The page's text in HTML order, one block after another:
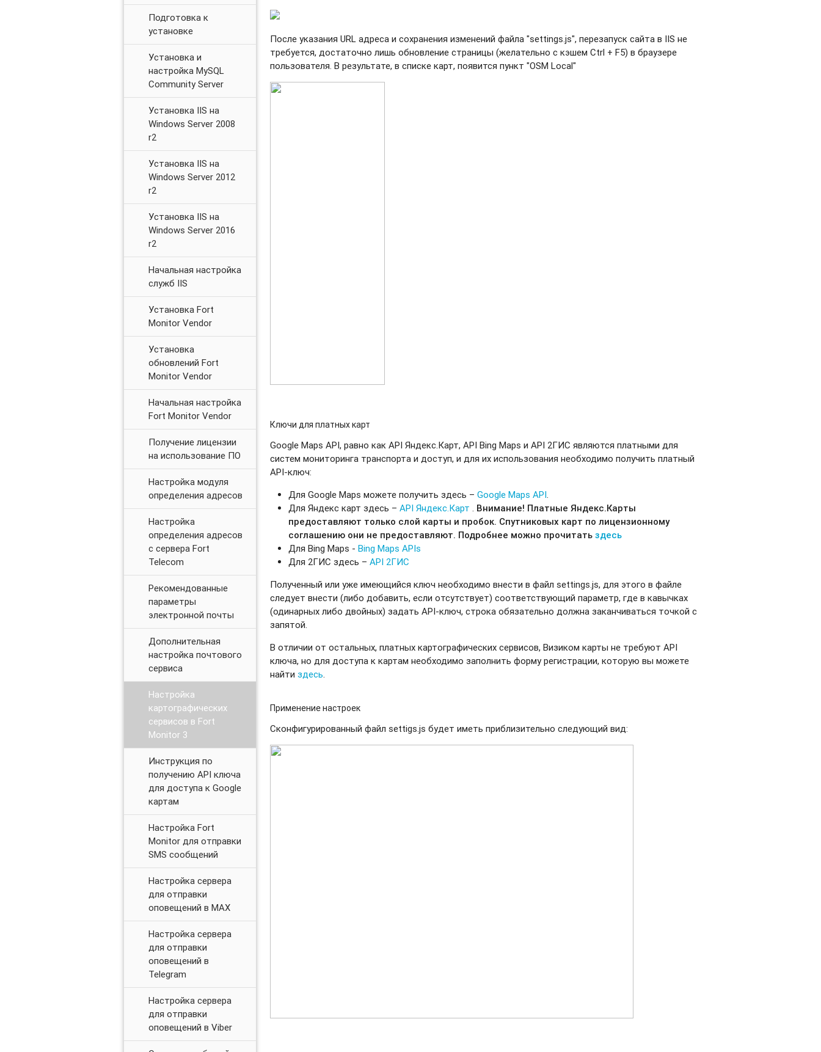
Подготовка к
установке
Установка и
настройка MySQL
Community Server
Установка IIS на
Windows Server 2008
r2
Установка IIS на
Windows Server 2012
r2
Установка IIS на
Windows Server 2016
r2
Начальная настройка
служб IIS
Установка Fort
Monitor Vendor
Установка
обновлений Fort
Monitor Vendor
Начальная настройка
Fort Monitor Vendor
Получение лицензии
на использование ПО
Настройка модуля
определения адресов
Настройка
определения адресов
с сервера Fort
Telecom
Рекомендованные
параметры
электронной почты
Дополнительная
настройка почтового
сервиса
Настройка
картографических
сервисов в Fort
Monitor 3
Инструкция по
получению API ключа
для доступа к Google
картам
Настройка Fort
Monitor для отправки
SMS сообщений
Настройка сервера
для отправки
оповещений в MAX
Настройка сервера
для отправки
оповещений в
Telegram
Настройка сервера
для отправки
оповещений в Viber
После указания URL адреса и сохранения изменений файла "settings.js", перезапуск сайта в IIS не
требуется, достаточно лишь обновление страницы (желательно с кэшем Ctrl + F5) в браузере
пользователя. В результате, в списке карт, появится пункт "OSM Local"
Ключи для платных карт
Google Maps API, равно как API Яндекс.Карт, API Bing Maps и API 2ГИС являются платными для
систем мониторинга транспорта и доступ, и для их использования необходимо получить платный
API-ключ:
Для Google Maps можете получить здесь –Google Maps API
Для Яндекс карт здесь –API Яндекс.Карт
Внимание! Платные Яндекс.Карты
предоставляют только слой карты и пробок. Спутниковых карт по лицензионному
соглашению они не предоставляют. Подробнее можно прочитатьздесь
Для Bing Maps -Bing Maps APIs
Для 2ГИС здесь –API 2ГИС
Полученный или уже имеющийся ключ необходимо внести в файл settings.js, для этого в файле
следует внести (либо добавить, если отсутствует) соответствующий параметр, где в кавычках
(одинарных либо двойных) задать API-ключ, строка обязательно должна заканчиваться точкой с
запятой.
В отличии от остальных, платных картографических сервисов, Визиком карты не требуют API
ключа, но для доступа к картам необходимо заполнить форму регистрации, которую вы можете
найтиздесь
Применение настроек
Сконфигурированный файл settigs.js будет иметь приблизительно следующий вид: